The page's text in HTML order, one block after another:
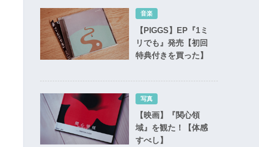
【PIGGS】EP『1ミ
リでも』発売【初回
特典付きを買った】
音楽
【映画】『関心領
域』を観た！【体感
すべし】
写真